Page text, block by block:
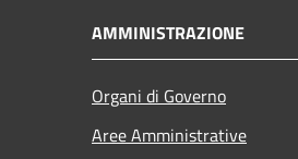
AMMINISTRAZIONE
Organi di Governo
Aree Amministrative